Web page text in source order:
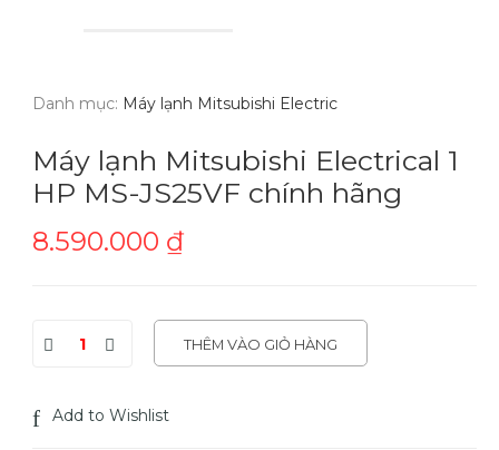
Danh mục: Máy lạnh Mitsubishi Electric
Máy lạnh Mitsubishi Electrical 1
HP MS-JS25VF chính hãng
8.590.000 ₫
THÊM VÀO GIỎ HÀNG
Add to Wishlist